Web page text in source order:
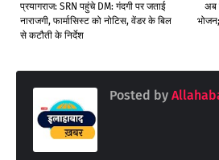
अब
प्रयागराज: SRN पहुंचे DM: गंदगी पर जताई
नाराजगी, फार्मासिस्ट को नोटिस, वेंडर के बिल
से कटौती के निर्देश
Posted by